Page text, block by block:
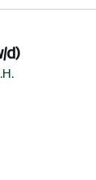
d)